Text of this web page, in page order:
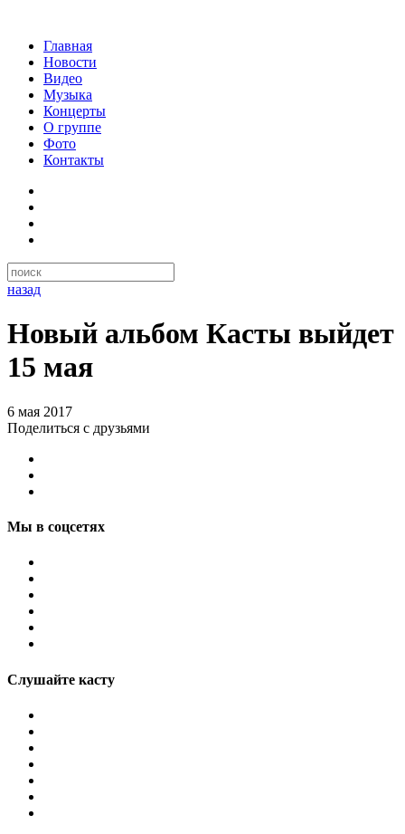
Главная
Новости
Видео
Музыка
Концерты
О группе
Фото
Контакты
назад
Новый альбом Касты выйдет
15 мая
6 мая 2017
Поделиться с друзьями
Мы в соцсетях
Слушайте касту